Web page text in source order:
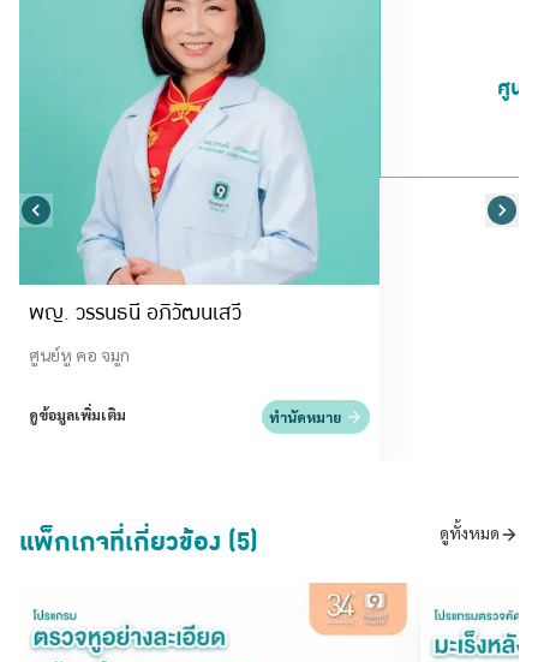
พญ. วรรนธนี อภิวัฒนเสวี
ศูนย์หู คอ จมูก
ดูข้อมูลเพิ่มเติม ทำนัดหมาย
ศูน
แพ็กเกจที่เกี่ยวข้อง (5) ดูทั้งหมด